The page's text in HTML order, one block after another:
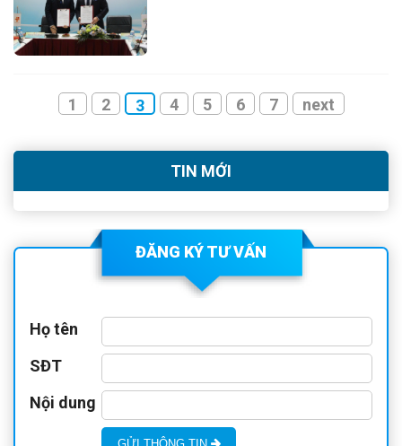
1 2 3 4 5 6 7 next
TIN MỚI
ĐĂNG KÝ TƯ VẤN
Họ tên
SĐT
Nội dung